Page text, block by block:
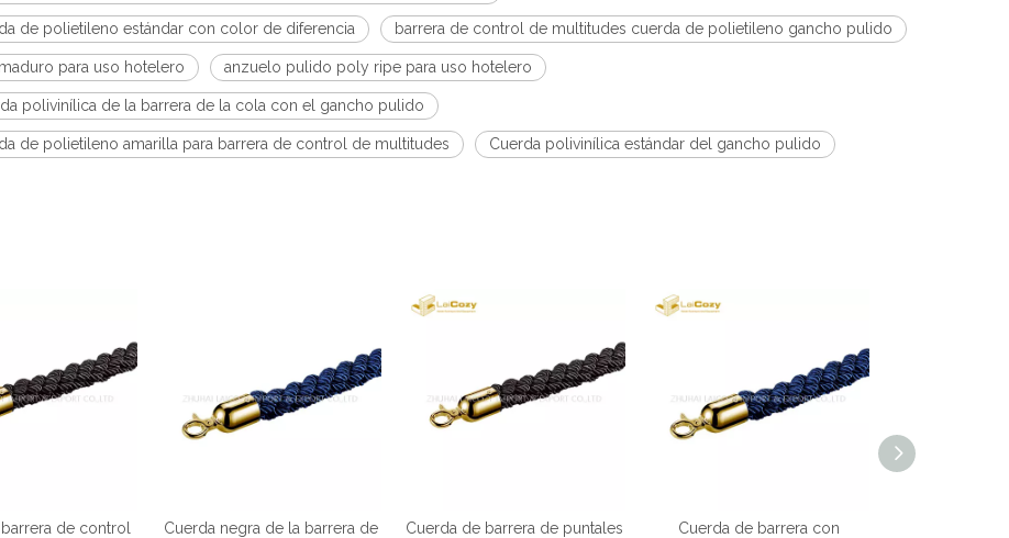
de polietileno estándar con color de diferencia barrera de control de multitudes cuerda de polietileno gancho pulido
para uso hotelero anzuelo pulido poly ripe para uso hotelero
polivinílica de la barrera de la cola con el gancho pulido
de polietileno amarilla para barrera de control de multitudes Cuerda polivinílica estándar del gancho pulido
de la barrera de
Cuerda de barrera de puntales
Cuerda de barrera con
Cuerda de barrera de puntales